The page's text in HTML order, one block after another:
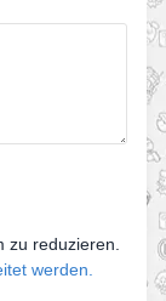
zu reduzieren.
werden.